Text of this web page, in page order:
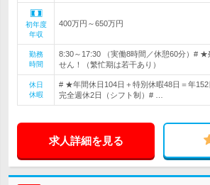
初年度
年収
400万円～650万円
勤務
時間
8:30～17:30 （実働8時間／休憩60分）# ★
せん！（繁忙期は若干あり）
休日
休暇
# ★年間休日104日＋特別休暇48日＝年
完全週休2日（シフト制）# …
求人詳細を見る